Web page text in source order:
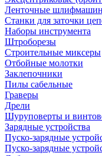
Ленточные
Станки для заточки
Наборы инструмента
Штроборезы
Строительные миксеры
Отбойные молотки
Заклепочники
Пилы сабельные
Граверы
Дрели
Шуруповерты и
Зарядные устройства
Пуско-зарядные
Пуско-зарядные